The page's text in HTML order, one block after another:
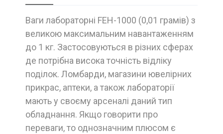
Ваги лабораторні FEH-1000 (0,01 грамів) з
великою максимальним навантаженням
до 1 кг. Застосовуються в різних сферах
де потрібна висока точність відліку
поділок. Ломбарди, магазини ювелірних
прикрас, аптеки, а також лабораторії
мають у своєму арсеналі даний тип
обладнання. Якщо говорити про
переваги, то однозначним плюсом є